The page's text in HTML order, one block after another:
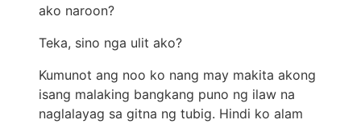
ako naroon?
Teka, sino nga ulit ako?
Kumunot ang noo ko nang may makita akong
isang malaking bangkang puno ng ilaw na
naglalayag sa gitna ng tubig. Hindi ko alam